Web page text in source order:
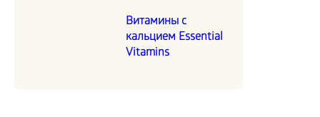
Витамины с
кальцием Essential
Vitamins